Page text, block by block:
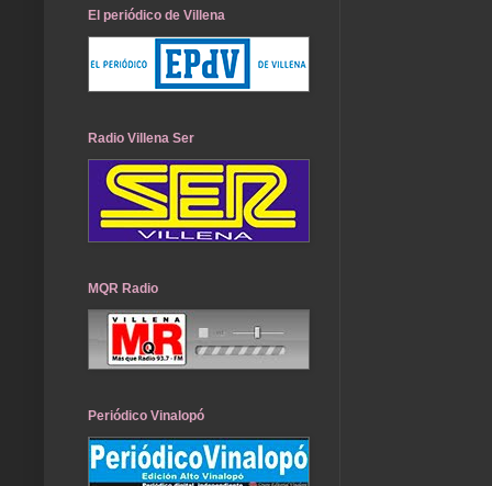
El periódico de Villena
Radio Villena Ser
MQR Radio
Periódico Vinalopó